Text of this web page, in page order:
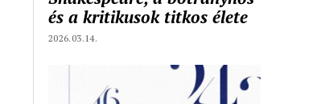
és a kritikusok titkos élete
2026.03.14.